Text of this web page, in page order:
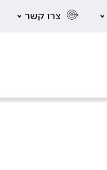
צרו קשר